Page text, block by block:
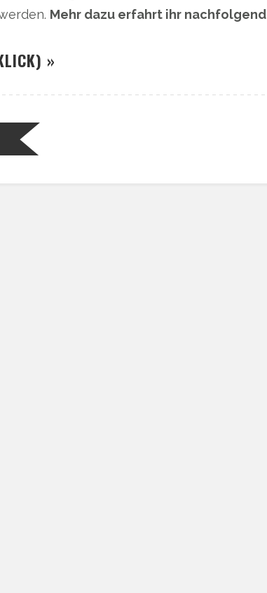
Mehr dazu erfahrt ihr nachfolgend
»